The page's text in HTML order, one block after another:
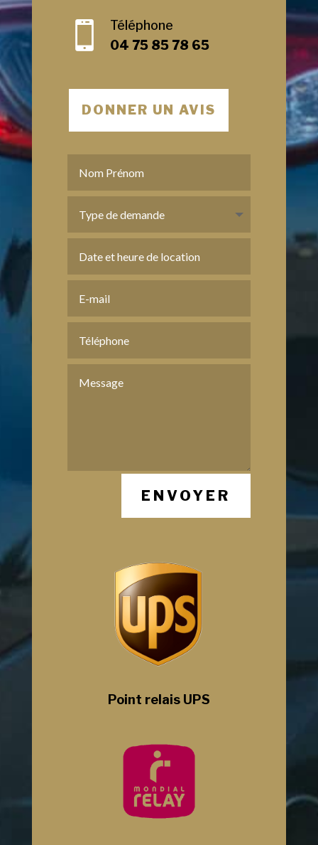

Téléphone
04 75 85 78 65
DONNER UN AVIS
ENVOYER
Point relais UPS